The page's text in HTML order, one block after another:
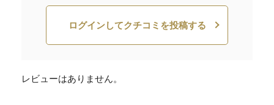
ログインしてクチコミを投稿する
レビューはありません。